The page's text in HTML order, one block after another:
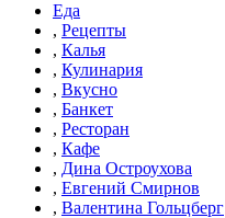
Еда
, Рецепты
, Калья
, Кулинария
, Вкусно
, Банкет
, Ресторан
, Кафе
, Дина Остроухова
, Евгений Смирнов
, Валентина Гольцберг